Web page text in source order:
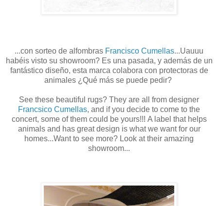
...con sorteo de alfombras Francisco Cumellas...Uauuu
habéis visto su showroom? Es una pasada, y además de un
fantástico diseño, esta marca colabora con protectoras de
animales ¿Qué más se puede pedir?
See these beautiful rugs? They are all from designer
Francsico Cumellas, and if you decide to come to the
concert, some of them could be yours!!! A label that helps
animals and has great design is what we want for our
homes...Want to see more? Look at their amazing
showroom...